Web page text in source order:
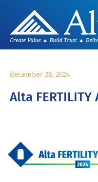
december 26, 2024
Alta FERTILITY